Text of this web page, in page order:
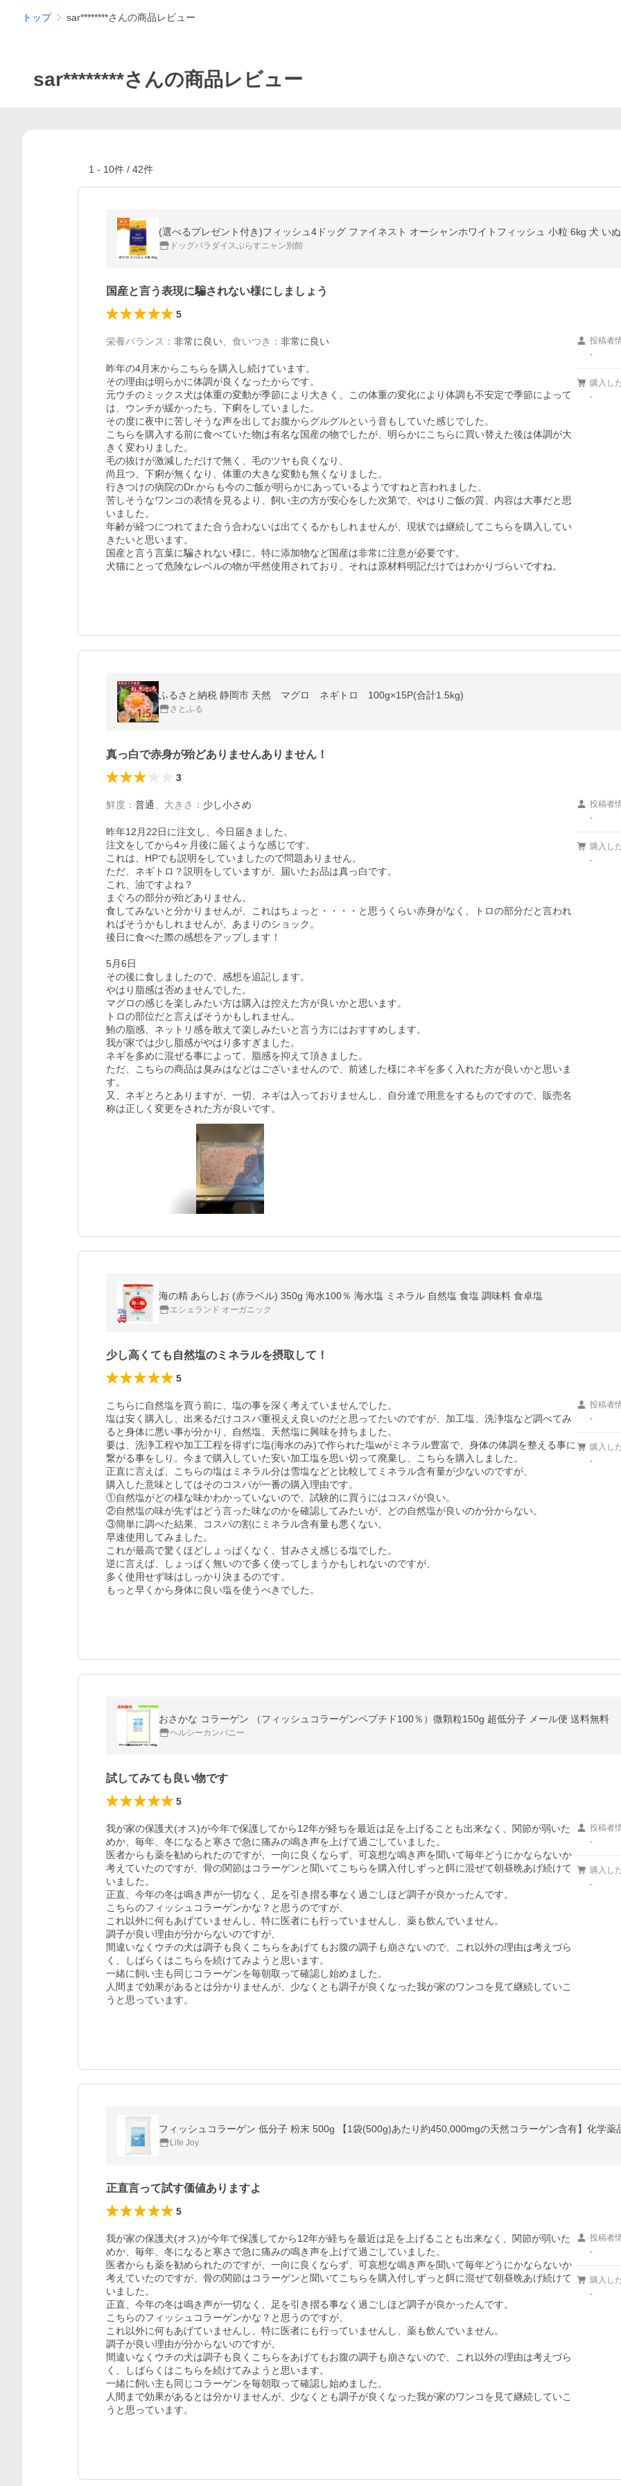
トップ sar********さんの商品レビュー
sar********さんの商品レビュー
1 - 10件 / 42件
(選べるプレゼント付き)フィッシュ4ドッグ ファイネスト オーシャンホワイトフィッシュ 小粒 6kg 犬 い
ドッグパラダイスぷらすニャン別館
国産と言う表現に騙されない様にしましょう
5
栄養バランス ： 非常に良い 食いつき ： 非常に良い
昨年の4月末からこちらを購入し続けています。
その理由は明らかに体調が良くなったからです。
元ウチのミックス犬は体重の変動が季節により大きく、この体重の変化により体調も不安定で季節によって
は、ウンチが緩かったち、下痢をしていました。
その度に夜中に苦しそうな声を出してお腹からグルグルという音もしていた感じでした。
こちらを購入する前に食べていた物は有名な国産の物でしたが、明らかにこちらに買い替えた後は体調が大
きく変わりました。
毛の抜けが激減しただけで無く、毛のツヤも良くなり、
尚且つ、下痢が無くなり、体重の大きな変動も無くなりました。
行きつけの病院のDr.からも今のご飯が明らかにあっているようですねと言われました。
苦しそうなワンコの表情を見るより、飼い主の方が安心をした次第で、やはりご飯の質、内容は大事だと思
いました。
年齢が経つにつれてまた合う合わないは出てくるかもしれませんが、現状では継続してこちらを購入してい
きたいと思います。
国産と言う言葉に騙されない様に。特に添加物など国産は非常に注意が必要です。
投稿者
-
購入し
-
ふるさと納税 静岡市 天然 マグロ ネギトロ 100g×15P(合計1.5kg)
さとふる
真っ白で赤身が殆どありませんありません！
3
鮮度 ： 普通 大きさ ： 少し小さめ
昨年12月22日に注文し、今日届きました。
注文をしてから4ヶ月後に届くような感じです。
これは、HPでも説明をしていましたので問題ありません。
ただ、ネギトロ？説明をしていますが、届いたお品は真っ白です。
これ、油ですよね？
まぐろの部分が殆どありません。
食してみないと分かりませんが、これはちょっと・・・・と思うくらい赤身がなく、トロの部分だと言われ
ればそうかもしれませんが、あまりのショック。
後日に食べた際の感想をアップします！
5月6日
その後に食しましたので、感想を追記します。
やはり脂感は否めませんでした。
マグロの感じを楽しみたい方は購入は控えた方が良いかと思います。
トロの部位だと言えばそうかもしれません。
鮪の脂感、ネットリ感を敢えて楽しみたいと言う方にはおすすめします。
我が家では少し脂感がやはり多すぎました。
ネギを多めに混ぜる事によって、脂感を抑えて頂きました。
ただ、こちらの商品は臭みはなどはございませんので、前述した様にネギを多く入れた方が良いかと思いま
す。
又、ネギとろとありますが、一切、ネギは入っておりませんし、自分達で用意をするものですので、販売名
称は正しく変更をされた方が良いです。
投稿者
-
購入し
-
海の精 あらしお (赤ラベル) 350g 海水100％ 海水塩 ミネラル 自然塩 食塩 調味料 食卓塩
エシェランド オーガニック
少し高くても自然塩のミネラルを摂取して！
5
こちらに自然塩を買う前に、塩の事を深く考えていませんでした。
塩は安く購入し、出来るだけコスパ重視ええ良いのだと思ってたいのですが、加工塩、洗浄塩など調べてみ
ると身体に悪い事が分かり、自然塩、天然塩に興味を持ちました。
要は、洗浄工程や加工工程を得ずに塩(海水のみ)で作られた塩wがミネラル豊富で、身体の体調を整える事に
繋がる事をしり。今まで購入していた安い加工塩を思い切って廃棄し、こちらを購入しました。
正直に言えば、こちらの塩はミネラル分は雪塩などと比較してミネラル含有量が少ないのですが、
購入した意味としてはそのコスパが一番の購入理由です。
①自然塩がどの様な味かわかっていないので、試験的に買うにはコスパが良い。
②自然塩の味が先ずはどう言った味なのかを確認してみたいが、どの自然塩が良いのか分からない。
③簡単に調べた結果、コスパの割にミネラル含有量も悪くない。
早速使用してみました。
これが最高で驚くほどしょっぱくなく、甘みさえ感じる塩でした。
逆に言えば、しょっぱく無いので多く使ってしまうかもしれないのですが、
多く使用せず味はしっかり決まるのです。
投稿者
-
購入し
-
おさかな コラーゲン （フィッシュコラーゲンペプチド100％）微顆粒150g 超低分子 メール便 送料無料
ヘルシーカンパニー
試してみても良い物です
5
我が家の保護犬(オス)が今年で保護してから12年が経ちを最近は足を上げることも出来なく、関節が弱いた
めか、毎年、冬になると寒さで急に痛みの鳴き声を上げて過ごしていました。
医者からも薬を勧められたのですが、一向に良くならず、可哀想な鳴き声を聞いて毎年どうにかならないか
考えていたのですが、骨の関節はコラーゲンと聞いてこちらを購入付しずっと餌に混ぜて朝昼晩あげ続けて
いました。
正直、今年の冬は鳴き声が一切なく、足を引き摺る事なく過ごしほど調子が良かったんです。
こちらのフィッシュコラーゲンかな？と思うのですが、
これ以外に何もあげていませんし、特に医者にも行っていませんし、薬も飲んでいません。
調子が良い理由が分からないのですが、
間違いなくウチの犬は調子も良くこちらをあげてもお腹の調子も崩さないので、これ以外の理由は考えづら
く、しばらくはこちらを続けてみようと思います。
一緒に飼い主も同じコラーゲンを毎朝取って確認し始めました。
人間まで効果があるとは分かりませんが、少なくとも調子が良くなった我が家のワンコを見て継続していこ
うと思っています。
投稿者
-
購入し
-
Life Joy
正直言って試す価値ありますよ
5
我が家の保護犬(オス)が今年で保護してから12年が経ちを最近は足を上げることも出来なく、関節が弱いた
めか、毎年、冬になると寒さで急に痛みの鳴き声を上げて過ごしていました。
医者からも薬を勧められたのですが、一向に良くならず、可哀想な鳴き声を聞いて毎年どうにかならないか
考えていたのですが、骨の関節はコラーゲンと聞いてこちらを購入付しずっと餌に混ぜて朝昼晩あげ続けて
いました。
正直、今年の冬は鳴き声が一切なく、足を引き摺る事なく過ごしほど調子が良かったんです。
こちらのフィッシュコラーゲンかな？と思うのですが、
これ以外に何もあげていませんし、特に医者にも行っていませんし、薬も飲んでいません。
調子が良い理由が分からないのですが、
間違いなくウチの犬は調子も良くこちらをあげてもお腹の調子も崩さないので、これ以外の理由は考えづら
く、しばらくはこちらを続けてみようと思います。
一緒に飼い主も同じコラーゲンを毎朝取って確認し始めました。
人間まで効果があるとは分かりませんが、少なくとも調子が良くなった我が家のワンコを見て継続していこ
投稿者
-
購入し
-